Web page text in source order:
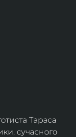
Тараса
сучасного